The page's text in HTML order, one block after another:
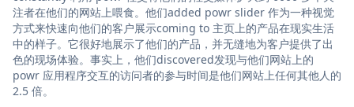
注者在他们的网站上喂食。他们added powr slider 作为一种视觉
方式来快速向他们的客户展示coming to 主页上的产品在现实生活
中的样子。它很好地展示了他们的产品，并无缝地为客户提供了出
色的现场体验。事实上，他们discovered发现与他们网站上的
powr 应用程序交互的访问者的参与时间是他们网站上任何其他人的
2.5 倍。